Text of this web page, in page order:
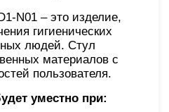
N01 – это изделие,
гигиенических
людей. Стул
материалов с
пользователя.
уместно при: